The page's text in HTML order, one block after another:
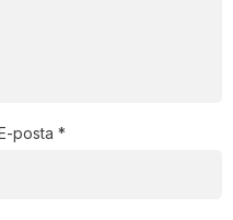
posta*